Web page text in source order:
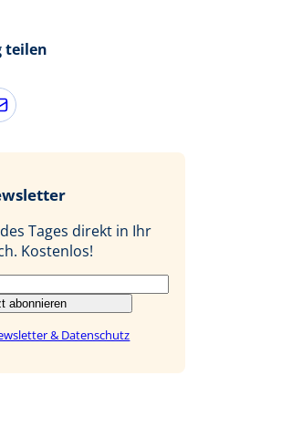
teilen
Tages direkt in Ihr
Kostenlos!
abonnieren
& Datenschutz